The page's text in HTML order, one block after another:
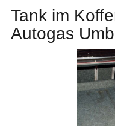
Tank im
Autogas